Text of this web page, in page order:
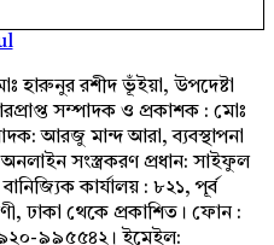
হারুনুর রশীদ ভূঁইয়া, উপদেষ্টা
সম্পাদক ও প্রকাশক : মোঃ
আরজু মান্দ আরা, ব্যবস্থাপনা
সংস্ত্রকরণ প্রধান: সাইফুল
কার্যালয় : ৮২১, পূর্ব
ঢাকা থেকে প্রকাশিত। ফোন :
৯৯৫৫৪২। ইমেইল: